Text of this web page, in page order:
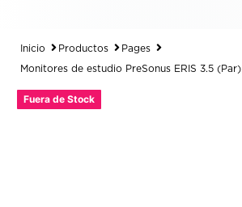
Inicio Productos Pages
Monitores de estudio PreSonus ERIS 3.5 (Par)
Fuera de Stock